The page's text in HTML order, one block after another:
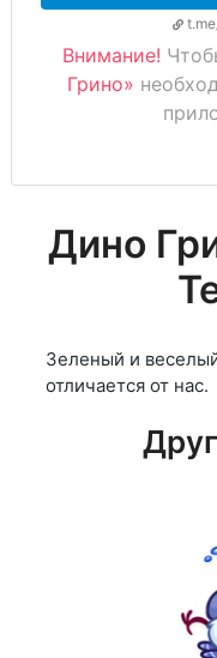
Внимание!
Грино»
Дино
Зеленый и
отличается от нас.